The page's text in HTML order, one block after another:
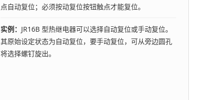
点自动复位；必须按动复位按钮触点才能复位。
实例： JR16B 型热继电器可以选择自动复位或手动复位。
其原始设定状态为自动复位，要手动复位，可从旁边圆孔
将选择螺钉旋出。